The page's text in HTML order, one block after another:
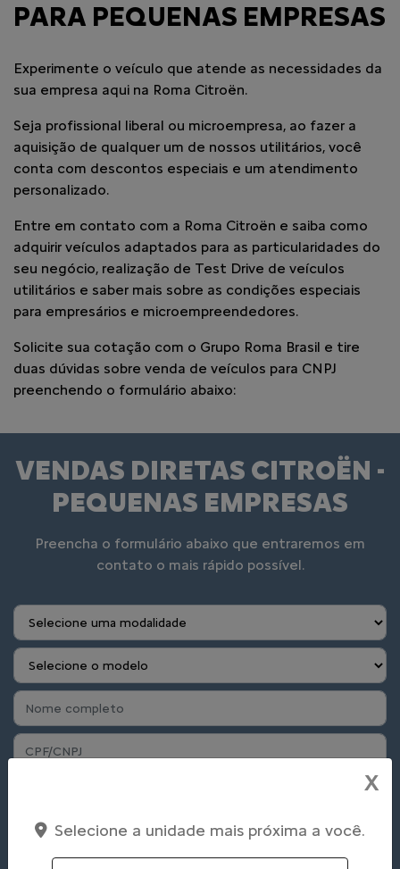
PARA PEQUENAS EMPRESAS
Experimente o veículo que atende as necessidades da
sua empresa aqui na Roma Citroën.
Seja profissional liberal ou microempresa, ao fazer a
aquisição de qualquer um de nossos utilitários, você
conta com descontos especiais e um atendimento
personalizado.
Entre em contato com a Roma Citroën e saiba como
adquirir veículos adaptados para as particularidades do
seu negócio, realização de Test Drive de veículos
utilitários e saber mais sobre as condições especiais
para empresários e microempreendedores.
Solicite sua cotação com o Grupo Roma Brasil e tire
duas dúvidas sobre venda de veículos para CNPJ
preenchendo o formulário abaixo:
VENDAS DIRETAS CITROËN -
PEQUENAS EMPRESAS
Preencha o formulário abaixo que entraremos em
contato o mais rápido possível.
X
Selecione a unidade mais próxima a você.